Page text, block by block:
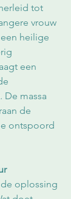
tot
vrouw
heilige
een
De massa
de
ontspoord
oplossing